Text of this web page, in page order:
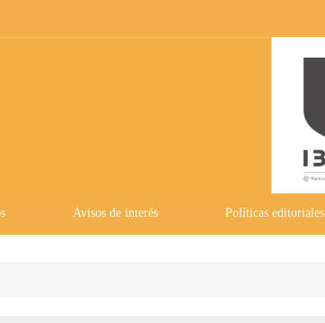
Avisos de interés Políticas editoriales